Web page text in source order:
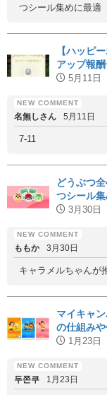
つシール集めに最適
【ハッピ
アップ報
5月11日
名無しさん 5月11日
7-11
どうぶつ
つシール
3月30日
ももか 3月30日
キャラメルちゃんが
マイキャ
の仕組みや
1月23日
두쫀쿠 1月23日